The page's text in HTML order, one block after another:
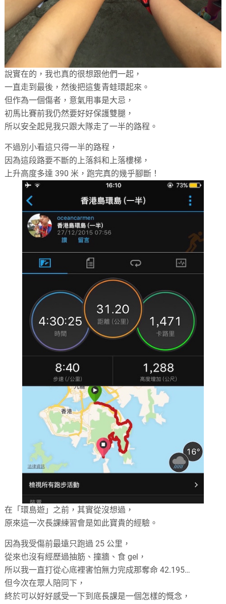
說實在的，我也真的很想跟他們一起，
一直走到最後，然後把這隻青蛙環起來。
但作為一個傷者，意氣用事是大忌，
初馬比賽前我仍然要好好保護雙腿，
所以安全起見我只跟大隊走了一半的路程。
不過別小看這只得一半的路程，
因為這段路要不斷的上落斜和上落樓梯，
上升高度多達 390 米，跑完真的幾乎腳斷！
在「環島遊」之前，其實從沒想過，
原來這一次長課練習會是如此寶貴的經驗。
因為我受傷前最遠只跑過 25 公里，
從來也沒有經歷過抽筋、撞牆、食 gel，
所以我一直打從心底裡害怕無力完成那奪命 42.195…
但今次在眾人陪同下，
終於可以好好感受一下到底長課是一個怎樣的慨念，